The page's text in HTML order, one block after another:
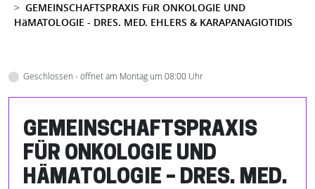
GEMEINSCHAFTSPRAXIS FüR ONKOLOGIE UND
HäMATOLOGIE - DRES. MED. EHLERS & KARAPANAGIOTIDIS
Geschlossen - öffnet am Montag um 08:00 Uhr
GEMEINSCHAFTSPRAXIS
FÜR ONKOLOGIE UND
HÄMATOLOGIE – DRES. MED.